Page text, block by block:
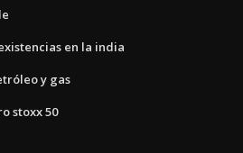
en la india
y gas
stoxx 50